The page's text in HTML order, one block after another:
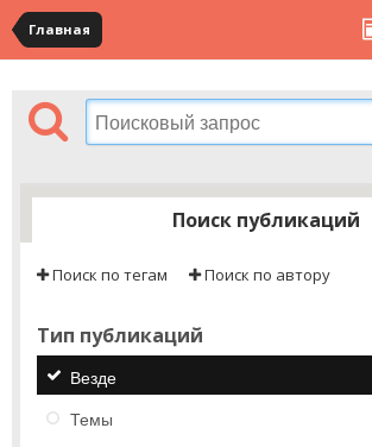
Главная
Поиск публикаций
Поиск по тегам Поиск по автору
Тип публикаций
Везде
Темы